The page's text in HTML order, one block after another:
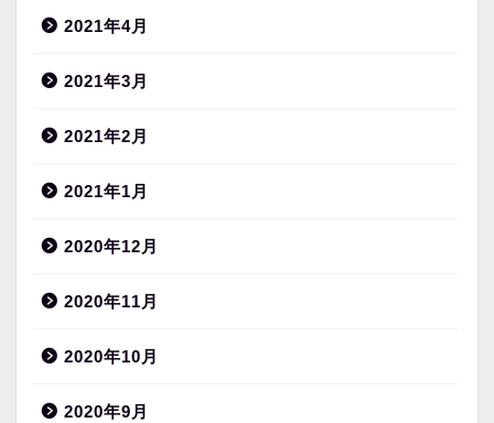
2021年4月
2021年3月
2021年2月
2021年1月
2020年12月
2020年11月
2020年10月
2020年9月